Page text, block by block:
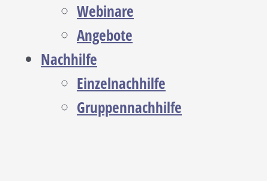
Webinare
Angebote
Nachhilfe
Einzelnachhilfe
Gruppennachhilfe